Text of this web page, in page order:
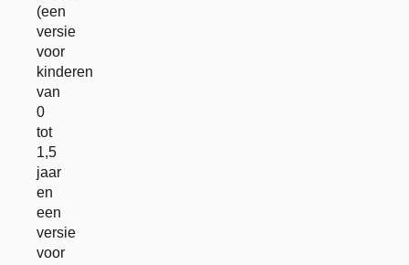
(een
versie
voor
kinderen
van
0
tot
1,5
jaar
en
een
versie
voor